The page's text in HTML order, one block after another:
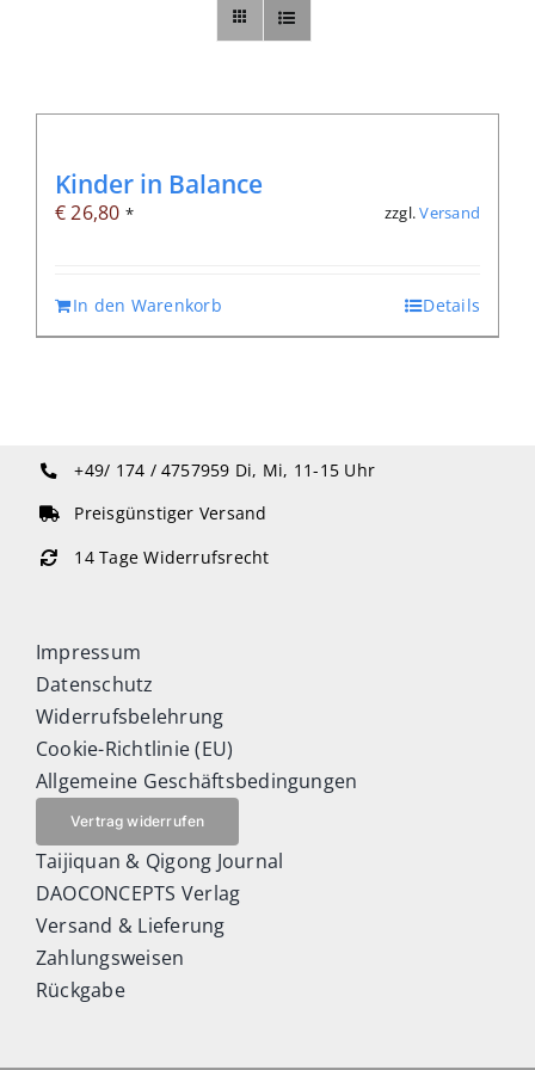
Kinder in Balance
€26,80 * zzgl.Versand
In den Warenkorb Details
+49/ 174 / 4757959 Di, Mi, 11-15 Uhr
Preisgünstiger Versand
14 Tage Widerrufsrecht
Impressum
Datenschutz
Widerrufsbelehrung
Cookie-Richtlinie (EU)
Allgemeine Geschäftsbedingungen
Vertrag widerrufen
Taijiquan & Qigong Journal
DAOCONCEPTS Verlag
Versand & Lieferung
Zahlungsweisen
Rückgabe